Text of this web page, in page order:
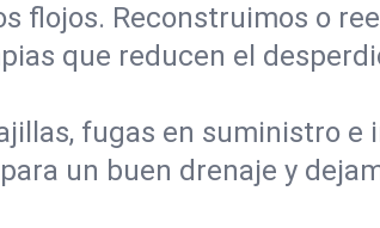
flojos. Reconstruimos o
que reducen el
fugas en suministro e
un buen drenaje y